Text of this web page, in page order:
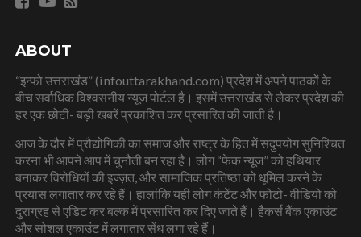
ABOUT
“इन्फो उत्तराखंड” (infouttarakhand.com) प्रदेश में अपने पाठकों के
बीच सर्वाधिक विश्वसनीय न्यूज पोर्टल है। इसमें उत्तराखंड से लेकर प्रदेश की
हर एक छोटी- बड़ी खबरें प्रकाशित कर प्रसारित की जाती है।
आज के दौर में प्रौद्योगिकी का समाज और राष्ट्र के हित में सदुपयोग सुनिश्चित
करना भी आपने आप में चुनौती बन रहा है। लोग “फेक न्यूज” को हथियार
बनाकर विरोधियों की इज्ज़त, और सामाजिक प्रतिष्ठा को धूमिल करने के
प्रयास लगातार कर रहे हैं। हालांकि यही लोग कंटेंट और फोटो- वीडियो को
दुराग्रह से एडिट कर बल्क में प्रसारित कर दिए जाते हैं। हैकर्स बैंक एकाउंट
और सोशल एकाउंट में लगातार सेंध लगा रहे हैं।